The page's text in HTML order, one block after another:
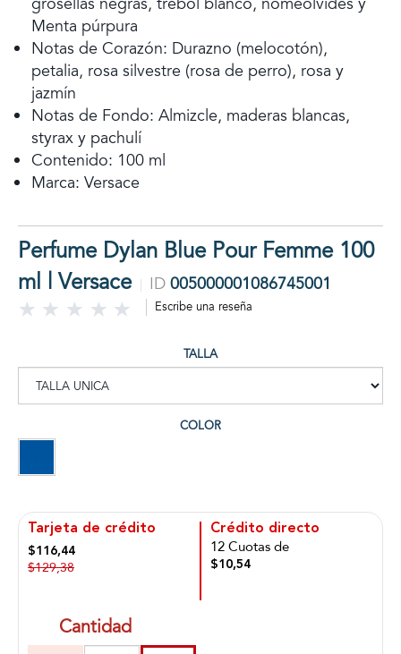
Menta púrpura
Notas de Corazón: Durazno (melocotón),
petalia, rosa silvestre (rosa de perro), rosa y
jazmín
Notas de Fondo: Almizcle, maderas blancas,
styrax y pachulí
Contenido: 100 ml
Marca: Versace
Perfume Dylan Blue Pour Femme 100
ml | Versace
ID 005000001086745001
Escribe una reseña
TALLA
COLOR
Tarjeta de crédito
$116,44
$129,38
Crédito directo
12 Cuotas de
$10,54
Cantidad